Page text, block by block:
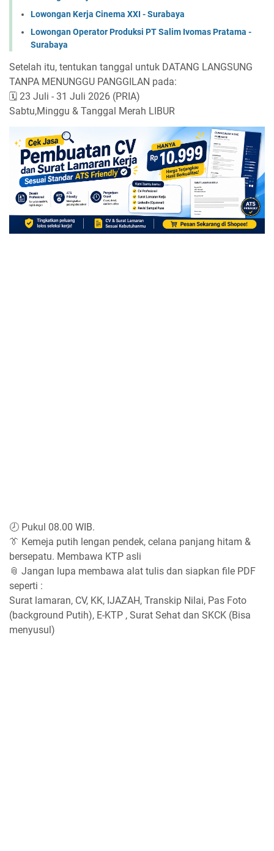
Lowongan Kerja Cinema XXI - Surabaya
Lowongan Operator Produksi PT Salim Ivomas Pratama -
Surabaya
Setelah itu, tentukan tanggal untuk DATANG LANGSUNG
TANPA MENUNGGU PANGGILAN pada:
🗓 23 Juli - 31 Juli 2026 (PRIA)
Sabtu,Minggu & Tanggal Merah LIBUR
🕗 Pukul 08.00 WIB.
👔 Kemeja putih lengan pendek, celana panjang hitam &
bersepatu. Membawa KTP asli
📎 Jangan lupa membawa alat tulis dan siapkan file PDF
seperti :
Surat lamaran, CV, KK, IJAZAH, Transkip Nilai, Pas Foto
(background Putih), E-KTP , Surat Sehat dan SKCK (Bisa
menyusul)